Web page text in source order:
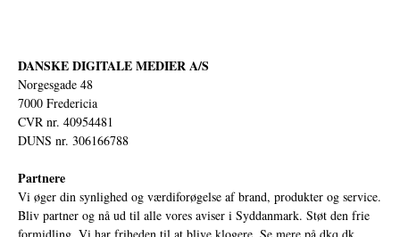
DANSKE DIGITALE MEDIER A/S
Norgesgade 48
7000 Fredericia
CVR nr. 40954481
DUNS nr. 306166788
Partnere
Vi øger din synlighed og værdiforøgelse af brand, produkter og service.
Bliv partner og nå ud til alle vores aviser i Syddanmark. Støt den frie